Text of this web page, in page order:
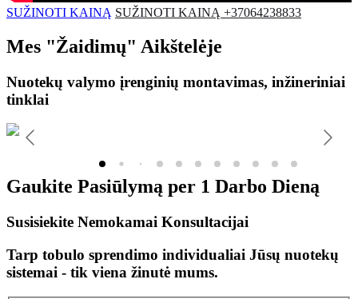
SUŽINOTI KAINĄ SUŽINOTI KAINĄ +37064238833
Mes "Žaidimų" Aikštelėje
Nuotekų valymo įrenginių montavimas, inžineriniai
tinklai
Gaukite Pasiūlymą per 1 Darbo Dieną
Susisiekite Nemokamai Konsultacijai
Tarp tobulo sprendimo individualiai Jūsų nuotekų
sistemai - tik viena žinutė mums.